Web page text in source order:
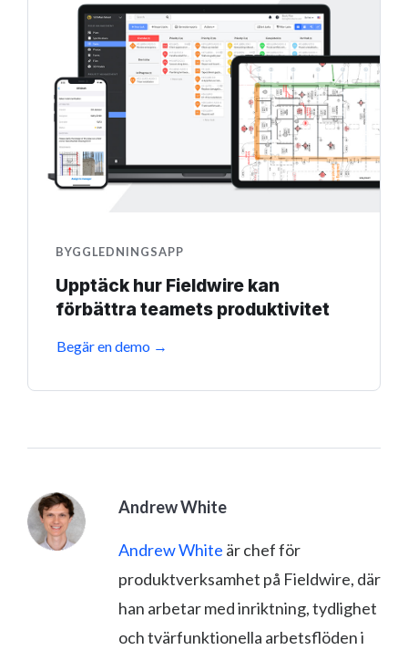
BYGGLEDNINGSAPP
Upptäck hur Fieldwire kan
förbättra teamets produktivitet
Begär en demo →
Andrew White
Andrew White är chef för
produktverksamhet på Fieldwire, där
han arbetar med inriktning, tydlighet
och tvärfunktionella arbetsflöden i